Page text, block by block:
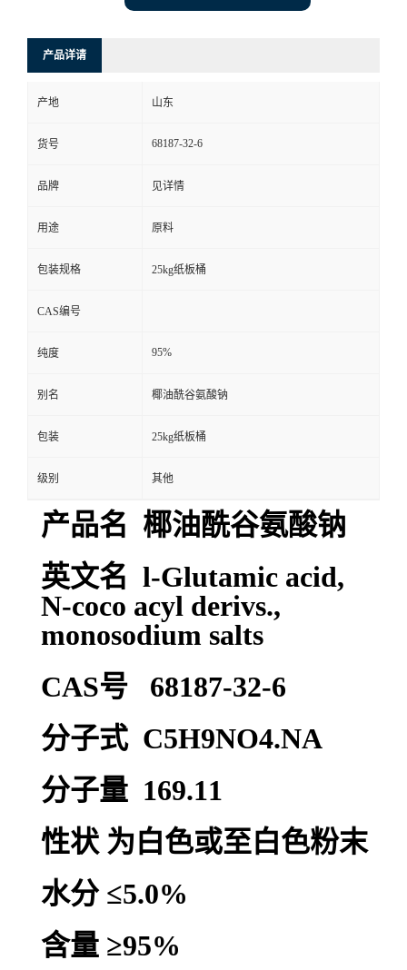
产品详请
产地 山东
货号 68187-32-6
品牌 见详情
用途 原料
包装规格 25kg纸板桶
CAS编号
纯度 95%
别名 椰油酰谷氨酸钠
包装 25kg纸板桶
级别 其他
产品名 椰油酰谷氨酸钠
英文名 l-Glutamic acid,
N-coco acyl derivs.,
monosodium salts
CAS号 68187-32-6
分子式 C5H9NO4.NA
分子量 169.11
性状 为白色或至白色粉末
水分 ≤5.0%
含量 ≥95%